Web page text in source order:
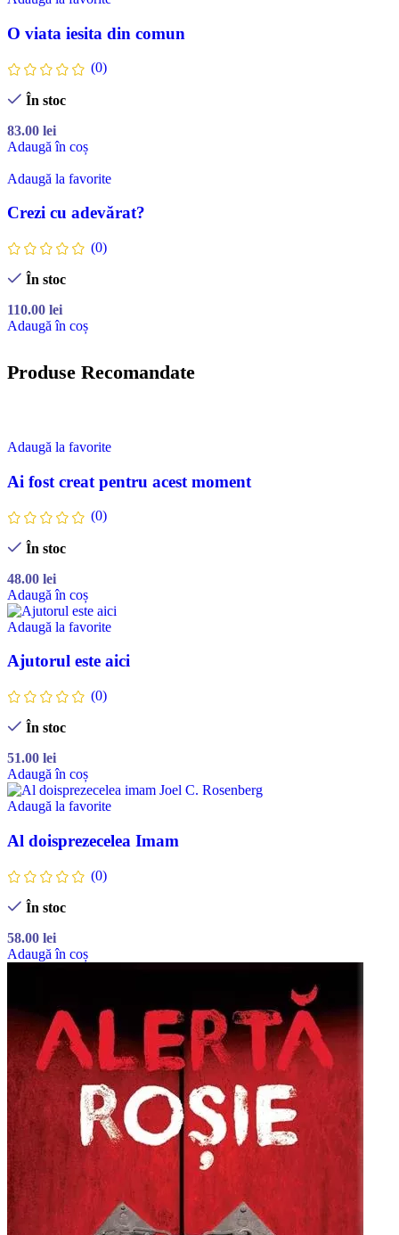
O viata iesita din comun
(0)
În stoc
83.00 lei
Adaugă în coș
Adaugă la favorite
Crezi cu adevărat?
(0)
În stoc
110.00 lei
Adaugă în coș
Produse Recomandate
Adaugă la favorite
Ai fost creat pentru acest moment
(0)
În stoc
48.00 lei
Adaugă în coș
Adaugă la favorite
Ajutorul este aici
(0)
În stoc
51.00 lei
Adaugă în coș
Adaugă la favorite
Al doisprezecelea Imam
(0)
În stoc
58.00 lei
Adaugă în coș